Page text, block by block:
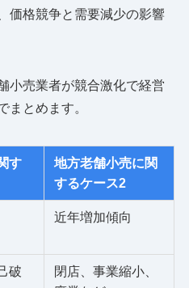
価格競争と需要減少の影響
小売業者が競合激化で経営
まとめます。
す
地方老舗小売に関
するケース2
近年増加傾向
破
閉店、事業縮小、